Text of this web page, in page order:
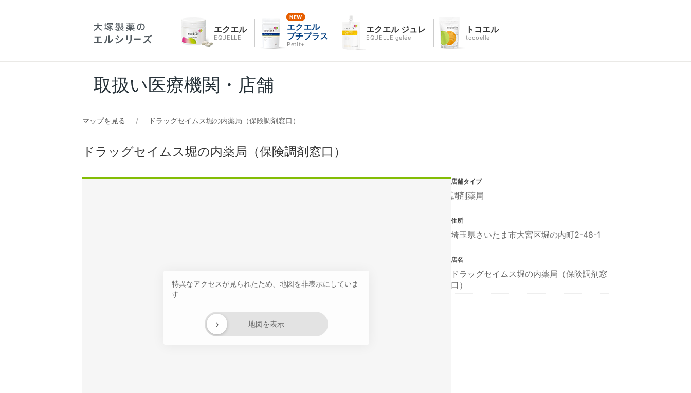
エクエル
EQUELLE
エクエル
プチプラス
Petit+
エクエル ジュレ
EQUELLE gelée
トコエル
tocoelle
取扱い医療機関・店舗
マップを見る ドラッグセイムス堀の内薬局（保険調剤窓口）
ドラッグセイムス堀の内薬局（保険調剤窓口）
特異なアクセスが見られたため、地図を非表示にしていま
す
地図を表示
›
店舗タイプ
調剤薬局
住所
埼玉県さいたま市大宮区堀の内町2-48-1
店名
ドラッグセイムス堀の内薬局（保険調剤窓
口）